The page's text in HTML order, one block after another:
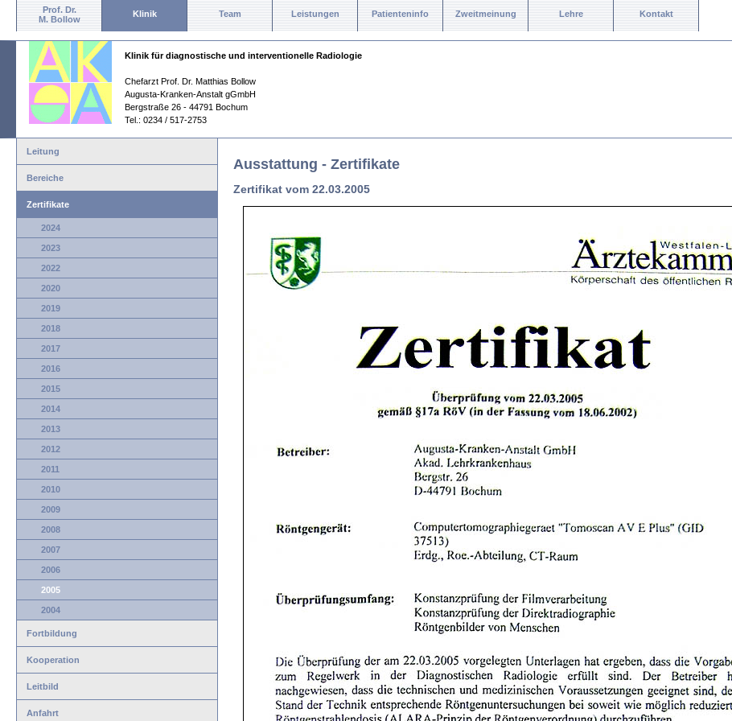
Prof. Dr.
M. Bollow
Klinik Team Leistungen Patienteninfo Zweitmeinung Lehre Kontakt
Klinik für diagnostische und interventionelle Radiologie
Chefarzt Prof. Dr. Matthias Bollow
Augusta-Kranken-Anstalt gGmbH
Bergstraße 26 - 44791 Bochum
Tel.: 0234 / 517-2753
Leitung
Bereiche
Zertifikate
2024
2023
2022
2020
2019
2018
2017
2016
2015
2014
2013
2012
2011
2010
2009
2008
2007
2006
2005
2004
Fortbildung
Kooperation
Leitbild
Anfahrt
Ausstattung - Zertifikate
Zertifikat vom 22.03.2005